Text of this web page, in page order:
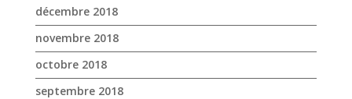
décembre 2018
novembre 2018
octobre 2018
septembre 2018